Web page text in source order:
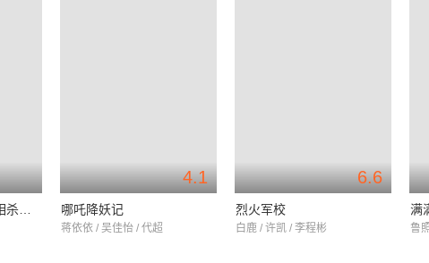
4.1
哪吒降妖记
蒋依依 / 吴佳怡 / 代超
6.6
烈火军校
白鹿 / 许凯 / 李程彬
满
鲁